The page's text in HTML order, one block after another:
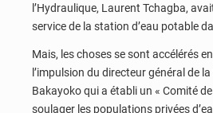
l’Hydraulique, Laurent Tchagba,
service de la station d’eau potable
Mais, les choses se sont accélérés
l’impulsion du directeur général de
Bakayoko qui a établi un « Comité
soulager les populations privées